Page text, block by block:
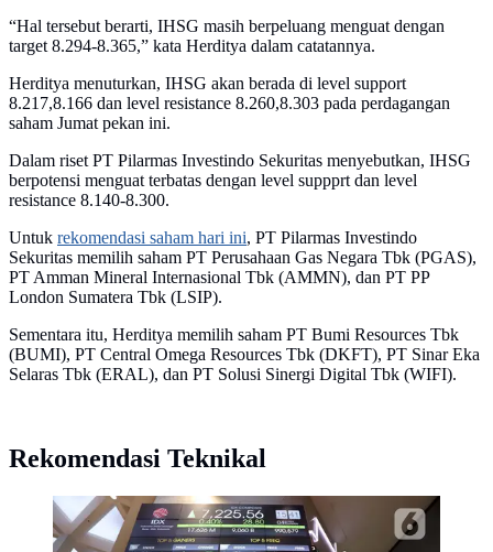
“Hal tersebut berarti, IHSG masih berpeluang menguat dengan
target 8.294-8.365,” kata Herditya dalam catatannya.
Herditya menuturkan, IHSG akan berada di level support
8.217,8.166 dan level resistance 8.260,8.303 pada perdagangan
saham Jumat pekan ini.
Dalam riset PT Pilarmas Investindo Sekuritas menyebutkan, IHSG
berpotensi menguat terbatas dengan level suppprt dan level
resistance 8.140-8.300.
Untuk rekomendasi saham hari ini, PT Pilarmas Investindo
Sekuritas memilih saham PT Perusahaan Gas Negara Tbk (PGAS),
PT Amman Mineral Internasional Tbk (AMMN), dan PT PP
London Sumatera Tbk (LSIP).
Sementara itu, Herditya memilih saham PT Bumi Resources Tbk
(BUMI), PT Central Omega Resources Tbk (DKFT), PT Sinar Eka
Selaras Tbk (ERAL), dan PT Solusi Sinergi Digital Tbk (WIFI).
Rekomendasi Teknikal
Pekerja melihat layar Indeks Harga Saham Gabungan
(IHSG) di Bursa Efek Indonesia, Jakarta, Kamis